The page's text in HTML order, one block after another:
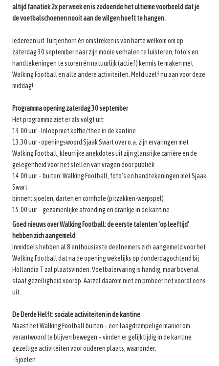
altijd fanatiek 2x per week en is zodoende het ultieme voorbeeld dat je
de voetbalschoenen nooit aan de wilgen hoeft te hangen.
Iedereen uit Tuitjenhorn én omstreken is van harte welkom om op
zaterdag 30 september naar zijn mooie verhalen te luisteren, foto’s en
handtekeningen te scoren én natuurlijk (actief) kennis te maken met
Walking Football en alle andere activiteiten. Meld uzelf nu aan voor deze
middag!
Programma opening zaterdag 30 september
Het programma ziet er als volgt uit:
13.00 uur - Inloop met koffie/thee in de kantine
13.30 uur - openingswoord Sjaak Swart over o.a. zijn ervaringen met
Walking Football, kleurrijke anekdotes uit zijn glansrijke carrière en de
gelegenheid voor het stellen van vragen door publiek
14.00 uur – buiten: Walking Football, foto’s en handtekeningen met Sjaak
Swart
binnen: sjoelen, darten en cornhole (pitzakken-werpspel)
15.00 uur – gezamenlijke afronding en drankje in de kantine
Goed nieuws over Walking Football: de eerste talenten ‘op leeftijd’
hebben zich aangemeld
Inmiddels hebben al 8 enthousiaste deelnemers zich aangemeld voor het
Walking Football dat na de opening wekelijks op donderdagochtend bij
Hollandia T zal plaatsvinden. Voetbalervaring is handig, maar bovenal
staat gezelligheid voorop. Aarzel daarom niet en probeer het vooral eens
uit.
De Derde Helft: sociale activiteiten in de kantine
Naast het Walking Football buiten – een laagdrempelige manier om
verantwoord te blijven bewegen – vinden er gelijktijdig in de kantine
gezellige activiteiten voor ouderen plaats, waaronder:
- Sjoelen